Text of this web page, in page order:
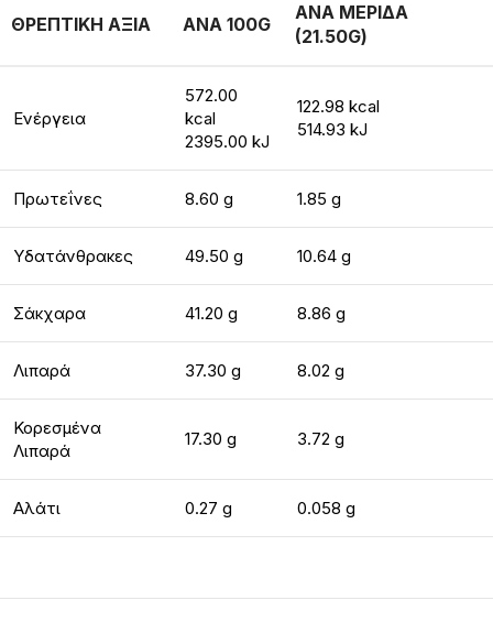
ΘΡΕΠΤΙΚΗ ΑΞΙΑ ΑΝΑ 100G
ΑΝΑ ΜΕΡΙΔΑ
(21.50G)
Ενέργεια
572.00
kcal
2395.00 kJ
122.98 kcal
514.93 kJ
Πρωτεΐνες 8.60 g 1.85 g
Υδατάνθρακες 49.50 g 10.64 g
Σάκχαρα 41.20 g 8.86 g
Λιπαρά 37.30 g 8.02 g
Κορεσμένα
Λιπαρά
17.30 g 3.72 g
Αλάτι 0.27 g 0.058 g